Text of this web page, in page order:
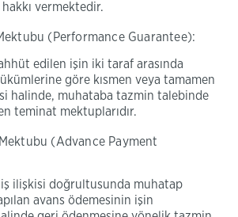
vermektedir.
( Performance Guarantee):
edilen işin iki taraf arasında
göre kısmen veya tamamen
halinde, muhataba tazmin talebinde
teminat mektuplarıdır.
(Advance Payment
iş ilişkisi doğrultusunda muhatap
avans ödemesinin işin